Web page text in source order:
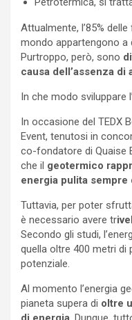
Attualmente, l’85%
mondo appartengono a
Purtroppo, però, sono
causa dell’assenza di
In che modo sviluppare
In occasione del TEDX
Event, tenutosi in
co-fondatore di Quaise
che il geotermico
energia pulita sempre
Tuttavia, per poter
è necessario avere tr
Secondo gli studi,
quella oltre 400 metri di
potenziale.
Al momento l’energia
pianeta supera di oltre